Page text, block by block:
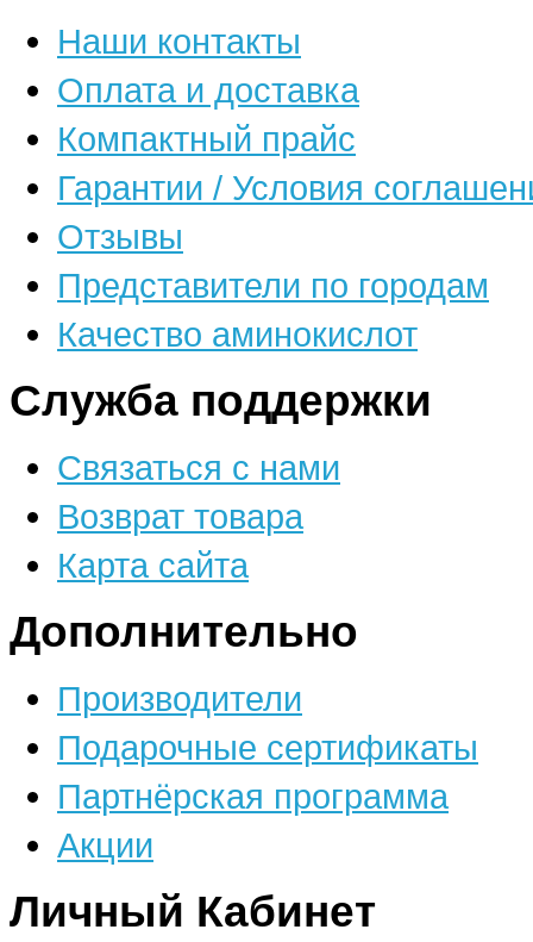
Наши контакты
Оплата и доставка
Компактный прайс
Гарантии / Условия
Отзывы
Представители по городам
Качество аминокислот
Служба поддержки
Связаться с нами
Возврат товара
Карта сайта
Дополнительно
Производители
Подарочные сертификаты
Партнёрская программа
Акции
Личный Кабинет